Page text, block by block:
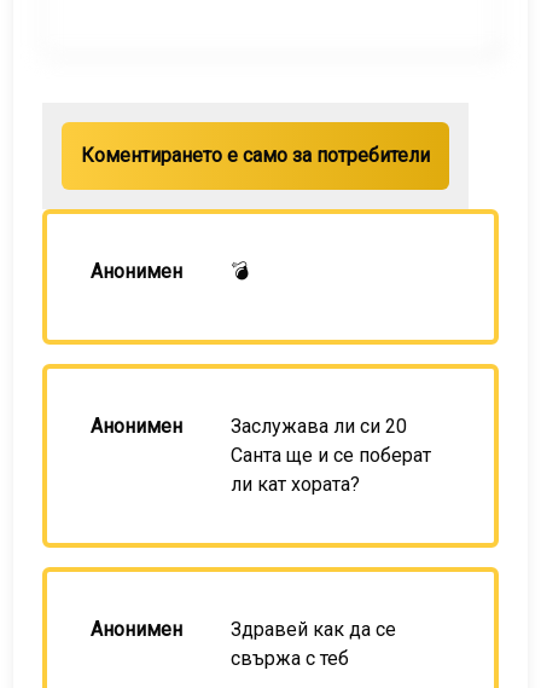
Коментирането е само за потребители
Анонимен 💣
Анонимен
Заслужава ли си 20
Санта ще и се поберат
ли кат хората?
Анонимен
Здравей как да се
свържа с теб